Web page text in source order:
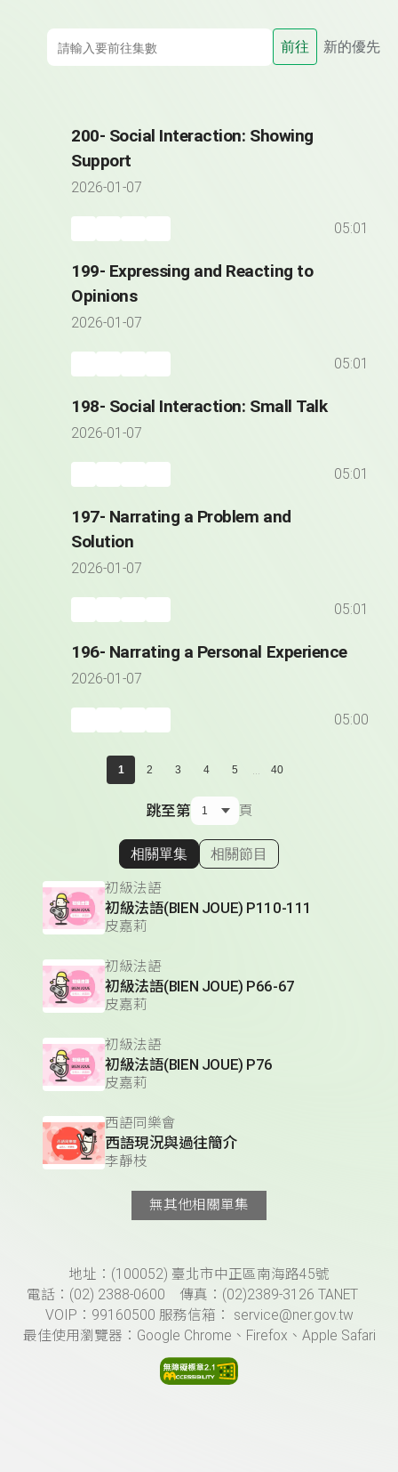
前往 新的優先
200- Social Interaction: Showing
Support
2026-01-07
05:01
199- Expressing and Reacting to
Opinions
2026-01-07
05:01
198- Social Interaction: Small Talk
2026-01-07
05:01
197- Narrating a Problem and
Solution
2026-01-07
05:01
196- Narrating a Personal Experience
2026-01-07
05:00
1 2 3 4 5 ... 40
跳至第 頁
顯示相關單集
相關單集 相關節目
初級法語
初級法語(BIEN JOUE) P110-111
皮嘉莉
初級法語
初級法語(BIEN JOUE) P66-67
皮嘉莉
初級法語
初級法語(BIEN JOUE) P76
皮嘉莉
西語同樂會
西語現況與過往簡介
李靜枝
無其他相關單集
頁尾資訊地址：(100052) 臺北市中正區南海路45號
電話：(02) 2388-0600 傳真：(02)2389-3126 TANET
VOIP：99160500 服務信箱： service@ner.gov.tw
最佳使用瀏覽器：Google Chrome、Firefox、Apple Safari